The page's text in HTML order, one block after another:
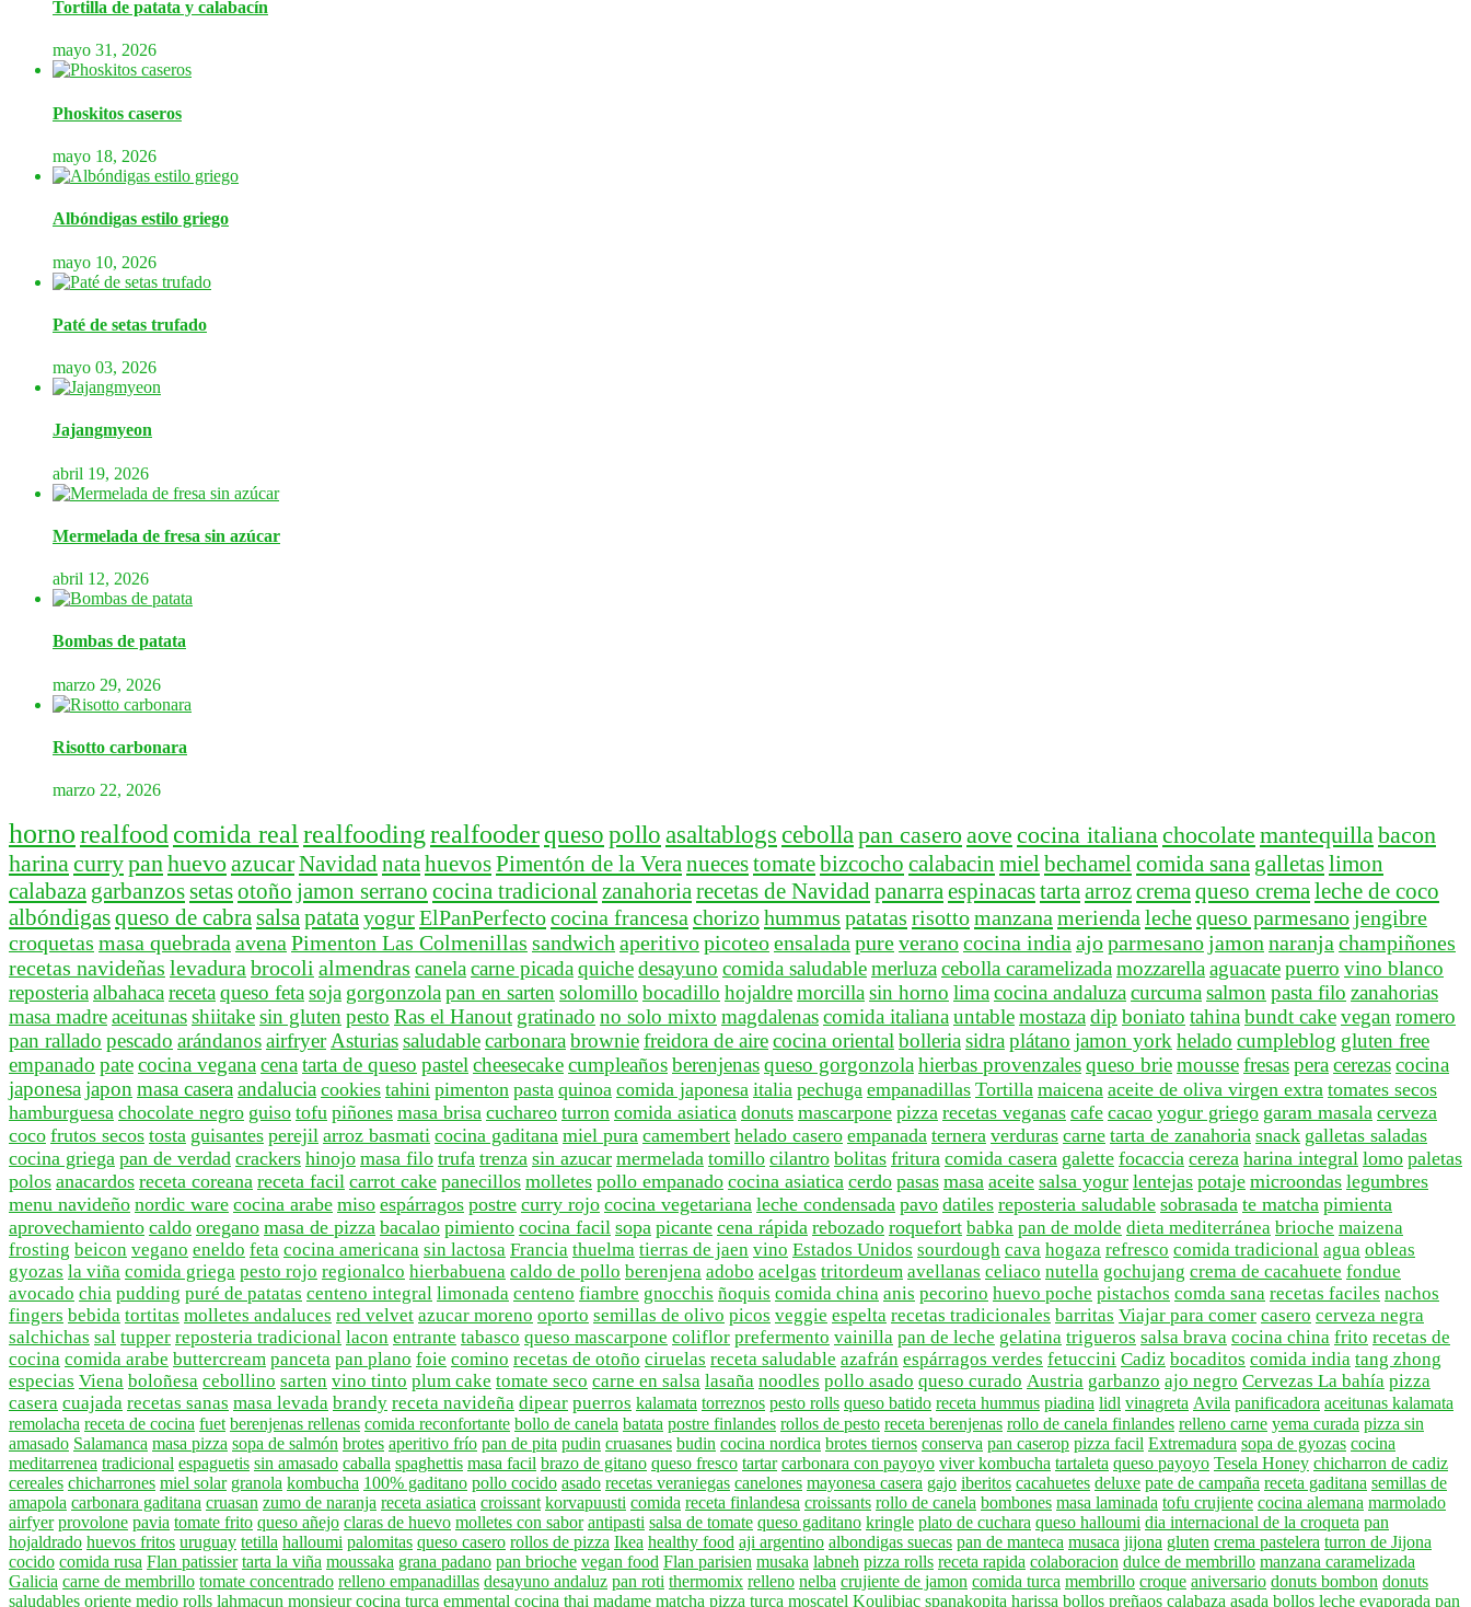
Tortilla de patata y calabacín
mayo 31, 2026
Phoskitos caseros
mayo 18, 2026
Albóndigas estilo griego
mayo 10, 2026
Paté de setas trufado
mayo 03, 2026
Jajangmyeon
abril 19, 2026
Mermelada de fresa sin azúcar
abril 12, 2026
Bombas de patata
marzo 29, 2026
Risotto carbonara
marzo 22, 2026
hornorealfood comida real realfoodingrealfooderquesopollo asaltablogs cebollapan caseroaove cocina italianachocolate mantequillabacon
harinacurrypanhuevoazucarNavidadnatahuevosPimentón de la Veranuecestomatebizcocho calabacin mielbechamelcomida sana galletaslimon
calabaza garbanzossetasotoño jamon serrano cocina tradicional zanahoria recetas de Navidad panarra espinacastarta arrozcrema queso crema leche de coco
albóndigasqueso de cabra salsa patata yogurElPanPerfectococina francesa chorizohummus patatas risottomanzana merienda lechequeso parmesanojengibre
croquetas masa quebrada avena Pimenton Las Colmenillas sandwich aperitivopicoteoensalada pureveranococina india ajoparmesanojamon naranja champiñones
recetas navideñas levadura brocoli almendras canela carne picada quichedesayuno comida saludablemerluza cebolla caramelizada mozzarella aguacatepuerro vino blanco
reposteria albahaca receta queso feta soja gorgonzola pan en sarten solomillo bocadillo hojaldremorcilla sin horno lima cocina andaluza curcuma salmon pasta filo zanahorias
masa madreaceitunasshiitakesin gluten pesto Ras el Hanout gratinado no solo mixto magdalenascomida italiana untablemostaza dip boniato tahina bundt cakevegan romero
pan rallado pescado arándanosairfryer Asturiassaludablecarbonara browniefreidora de airecocina oriental bolleria sidra plátano jamon york helado cumpleblog gluten free
empanado patecocina vegana cena tarta de queso pastel cheesecakecumpleañosberenjenasqueso gorgonzola hierbas provenzalesqueso briemoussefresaspera cerezascocina
japonesa japon masa casera andalucia cookies tahini pimenton pasta quinoa comida japonesa italia pechuga empanadillas Tortilla maicena aceite de oliva virgen extra tomates secos
hamburguesa chocolate negro guiso tofu piñones masa brisa cuchareo turron comida asiatica donuts mascarpone pizza recetas veganas cafe cacao yogur griego garam masala cerveza
coco frutos secos tosta guisantes perejil arroz basmati cocina gaditana miel pura camembert helado casero empanada ternera verduras carne tarta de zanahoria snack galletas saladas
cocina griega pan de verdad crackers hinojo masa filo trufa trenza sin azucar mermelada tomillo cilantro bolitas fritura comida casera galette focaccia cereza harina integral lomo paletas
polos anacardos receta coreana receta facil carrot cake panecillos molletes pollo empanado cocina asiatica cerdo pasas masa aceite salsa yogur lentejas potaje microondas legumbres
menu navideño nordic ware cocina arabe miso espárragos postre curry rojo cocina vegetariana leche condensada pavo datiles reposteria saludable sobrasada te matcha pimienta
aprovechamiento caldo oregano masa de pizza bacalao pimiento cocina facil sopa picante cena rápida rebozado roquefort babka pan de molde dieta mediterránea brioche maizena
frosting beicon vegano eneldo feta cocina americana sin lactosa Francia thuelma tierras de jaen vino Estados Unidos sourdough cava hogaza refresco comida tradicional agua obleas
gyozas la viña comida griega pesto rojo regionalco hierbabuena caldo de pollo berenjena adobo acelgas tritordeum avellanas celiaco nutella gochujang crema de cacahuete fondue
avocado chia pudding puré de patatas centeno integral limonada centeno fiambre gnocchis ñoquis comida china anis pecorino huevo poche pistachos comda sana recetas faciles nachos
fingers bebida tortitas molletes andaluces red velvet azucar moreno oporto semillas de olivo picos veggie espelta recetas tradicionales barritas Viajar para comer casero cerveza negra
salchichas sal tupper reposteria tradicional lacon entrante tabasco queso mascarpone coliflor prefermento vainilla pan de leche gelatina trigueros salsa brava cocina china frito recetas de
cocina comida arabe buttercream panceta pan plano foie comino recetas de otoño ciruelas receta saludable azafrán espárragos verdes fetuccini Cadiz bocaditos comida india tang zhong
especias Viena boloñesa cebollino sarten vino tinto plum cake tomate seco carne en salsa lasaña noodles pollo asado queso curado Austria garbanzo ajo negro Cervezas La bahía pizza
casera cuajada recetas sanas masa levada brandy receta navideña dipear puerros kalamata torreznos pesto rolls queso batido receta hummus piadina lidl vinagreta Avila panificadora aceitunas kalamata
remolacha receta de cocina fuet berenjenas rellenas comida reconfortante bollo de canela batata postre finlandes rollos de pesto receta berenjenas rollo de canela finlandes relleno carne yema curada pizza sin
amasado Salamanca masa pizza sopa de salmón brotes aperitivo frío pan de pita pudin cruasanes budin cocina nordica brotes tiernos conserva pan caserop pizza facil Extremadura sopa de gyozas cocina
meditarrenea tradicional espaguetis sin amasado caballa spaghettis masa facil brazo de gitano queso fresco tartar carbonara con payoyo viver kombucha tartaleta queso payoyo Tesela Honey chicharron de cadiz
cereales chicharrones miel solar granola kombucha 100% gaditano pollo cocido asado recetas veraniegas canelones mayonesa casera gajo iberitos cacahuetes deluxe pate de campaña receta gaditana semillas de
amapola carbonara gaditana cruasan zumo de naranja receta asiatica croissant korvapuusti comida receta finlandesa croissants rollo de canela bombones masa laminada tofu crujiente cocina alemana marmolado
airfyer provolone pavia tomate frito queso añejo claras de huevo molletes con sabor antipasti salsa de tomate queso gaditano kringle plato de cuchara queso halloumi dia internacional de la croqueta pan
hojaldrado huevos fritos uruguay tetilla halloumi palomitas queso casero rollos de pizza Ikea healthy food aji argentino albondigas suecas pan de manteca musaca jijona gluten crema pastelera turron de Jijona
cocido comida rusa Flan patissier tarta la viña moussaka grana padano pan brioche vegan food Flan parisien musaka labneh pizza rolls receta rapida colaboracion dulce de membrillo manzana caramelizada
Galicia carne de membrillo tomate concentrado relleno empanadillas desayuno andaluz pan roti thermomix relleno nelba crujiente de jamon comida turca membrillo croque aniversario donuts bombon donuts
saludables oriente medio rolls lahmacun monsieur cocina turca emmental cocina thai madame matcha pizza turca moscatel Koulibiac spanakopita harissa bollos preñaos calabaza asada bollos leche evaporada pan